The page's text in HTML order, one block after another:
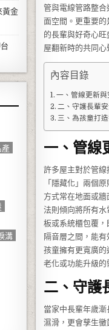
管與電線管路整
面空間。更重要
的長輩與好奇心
屋翻新時的共同
內容目錄
一、管線更新
二、守護長輩
三、為孩童打
一、管線
許多屋主對於管
「隱藏化」兩個
方式常在地面或
法則傾向將所有
板或系統櫃包覆
隔音層之間，能
孩童擁有更寬廣
老化或功能升級的
二、守護
當家中長輩年歲
濕滑，更會孳生
黃金
溝